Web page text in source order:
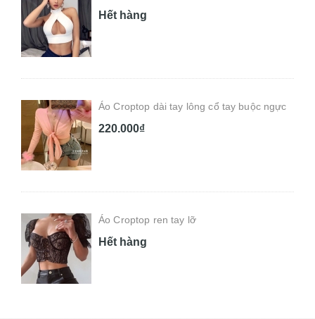
Hết hàng
Áo Croptop dài tay lông cổ tay buộc ngực
220.000₫
Áo Croptop ren tay lỡ
Hết hàng